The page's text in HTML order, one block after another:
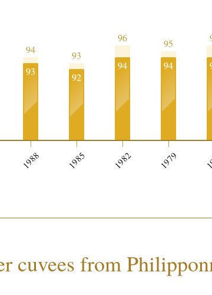
94
93
1988
93
92
1985
96
94
1982
95
94
1979
cuvees from